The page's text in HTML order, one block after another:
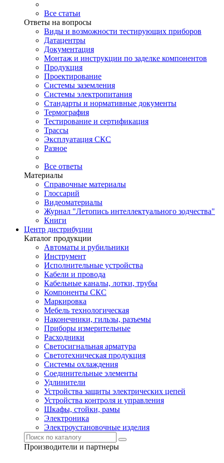
Все статьи
Ответы на вопросы
Виды и возможности тестирующих приборов
Датацентры
Документация
Монтаж и инструкции по заделке компонентов
Продукция
Проектирование
Системы заземления
Системы электропитания
Стандарты и нормативные документы
Термография
Тестирование и сертификация
Трассы
Эксплуатация СКС
Разное
Все ответы
Материалы
Справочные материалы
Глоссарий
Видеоматериалы
Журнал "Летопись интеллектуального зодчества"
Книги
Центр дистрибуции
Каталог продукции
Автоматы и рубильники
Инструмент
Исполнительные устройства
Кабели и провода
Кабельные каналы, лотки, трубы
Компоненты СКС
Маркировка
Мебель технологическая
Наконечники, гильзы, разъемы
Приборы измерительные
Расходники
Светосигнальная арматура
Светотехническая продукция
Системы охлаждения
Соединительные элементы
Удлинители
Устройства защиты электрических цепей
Устройства контроля и управления
Шкафы, стойки, рамы
Электроника
Электроустановочные изделия
Производители и партнеры